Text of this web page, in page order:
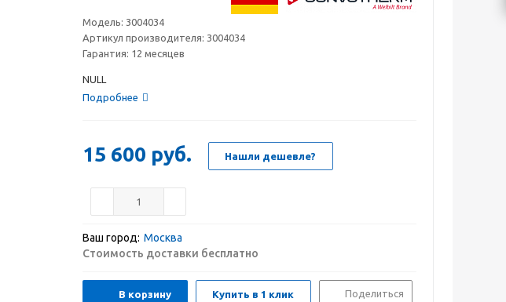
Модель: 3004034
Артикул производителя: 3004034
Гарантия: 12 месяцев
NULL
Подробнее
15 600 руб. Нашли дешевле?
Ваш город: Москва
Стоимость доставки бесплатно
В корзину Купить в 1 клик Поделиться